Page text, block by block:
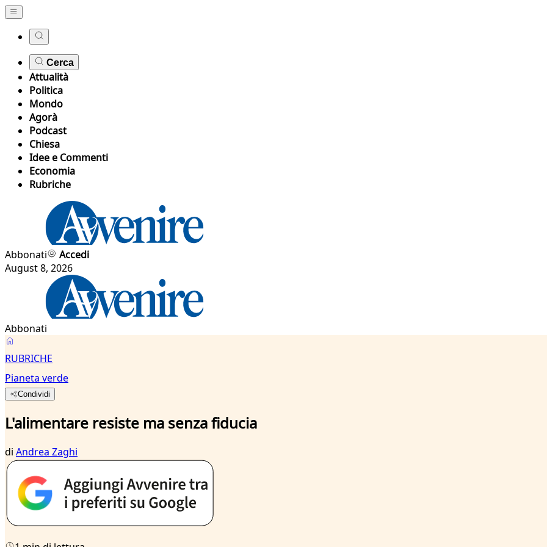
Cerca
Attualità
Politica
Mondo
Agorà
Podcast
Chiesa
Idee e Commenti
Economia
Rubriche
Abbonati
Accedi
August 8, 2026
Abbonati
RUBRICHE
Pianeta verde
Condividi
L'alimentare resiste ma senza fiducia
di Andrea Zaghi